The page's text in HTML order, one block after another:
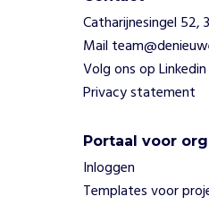
die groene
pedagogiek
toepassen
Netwerken
organisaties
die groene
pedagogiek
Catharijnesingel 52,
Mail
Volg ons op Linkedin
Privacy statement
Portaal voor
Inloggen
Templates voor